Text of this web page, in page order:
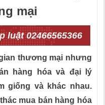
mại
luật 02466565366
thương mại nhưng
hàng hóa và đại lý
giống và khác nhau.
mua bán hàng hóa